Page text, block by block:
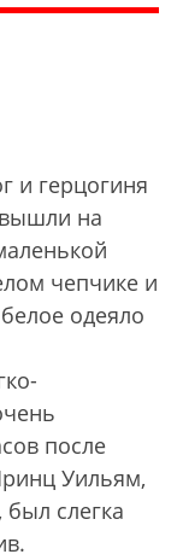
и герцогиня
на
чепчике и
одеяло
после
Уильям,
слегка